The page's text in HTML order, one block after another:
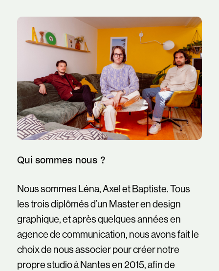
Qui sommes nous ?
Nous sommes Léna, Axel et Baptiste. Tous
les trois diplômés d’un Master en design
graphique, et après quelques années en
agence de communication, nous avons fait le
choix de nous associer pour créer notre
propre studio à Nantes en 2015, afin de